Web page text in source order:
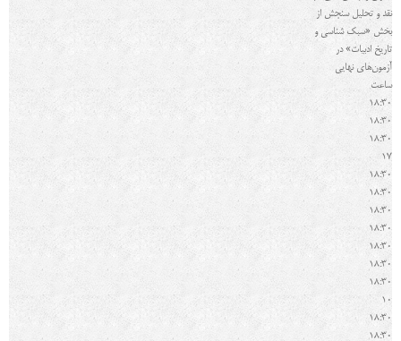
نقد و تحلیل سنجش از
بخش «سبک شناسی و
تاریخ ادبیات» در
آزمون‌های نهایی
ساعت
18:30
18:30
18:30
17
18:30
18:30
18:30
18:30
18:30
18:30
18:30
10
18:30
18:30